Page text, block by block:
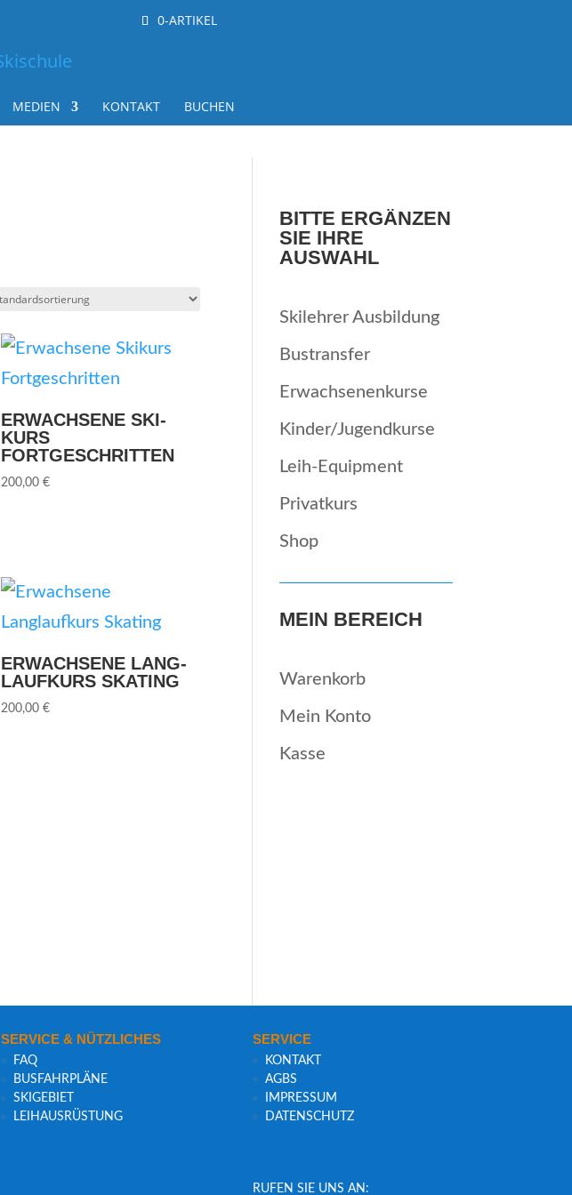
0-ARTIKEL
MEDI­EN KON­TAKT BUCHEN
ERWACH­SE­NE SKI­
KURS
FORTGESCHRITTEN
200,00 €
ERWACH­SE­NE LANG­
LAUF­KURS SKATING
200,00 €
BITTE ERGÄNZEN
SIE IHRE
AUSWAHL
Skilehrer Ausbildung
Bustransfer
Erwachsenenkurse
Kinder/Jugendkurse
Leih-Equipment
Privatkurs
Shop
MEIN BEREICH
Waren­korb
Mein Kon­to
Kas­se
SER­VICE & NÜTZLICHES
FAQ
BUS­FAHR­PLÄ­NE
SKI­GE­BIET
LEIH­AUS­RÜS­TUNG
SER­VICE
KON­TAKT
AGBS
IMPRES­SUM
DATEN­SCHUTZ
RUFEN SIE UNS AN: